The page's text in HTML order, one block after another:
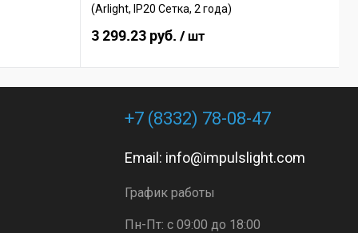
(Arlight, IP20 Сетка, 2 года)
3 299.23 руб. / шт
+7 (8332) 78-08-47
Email: info@impulslight.com
График работы
Пн-Пт: с 09:00 до 18:00